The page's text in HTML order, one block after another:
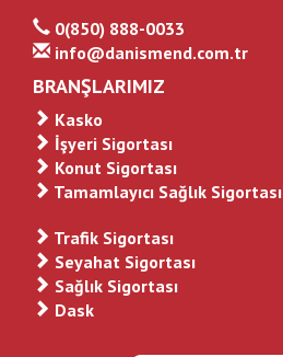
0(850) 888-0033
info@danismend.com.tr
BRANŞLARIMIZ
Kasko
İşyeri Sigortası
Konut Sigortası
Tamamlayıcı Sağlık Sigortası
Trafik Sigortası
Seyahat Sigortası
Sağlık Sigortası
Dask